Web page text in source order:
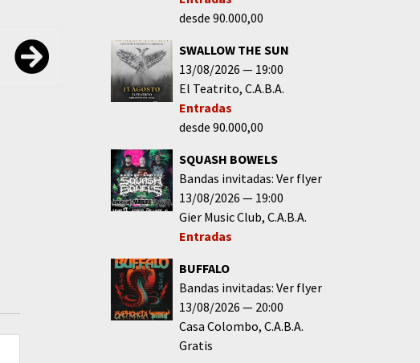
desde 90.000,00
SWALLOW THE SUN
13/08/2026
19:00
El Teatrito C.A.B.A.
Entradas
desde 90.000,00
SQUASH BOWELS
Bandas invitadas: Ver flyer
13/08/2026
19:00
Gier Music Club C.A.B.A.
Entradas
BUFFALO
Bandas invitadas: Ver flyer
13/08/2026
20:00
Casa Colombo C.A.B.A.
Gratis